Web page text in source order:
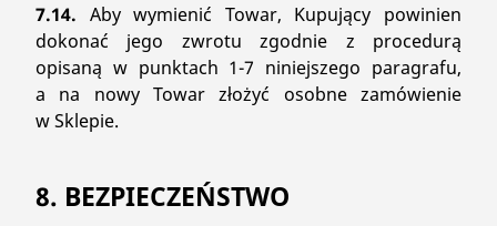
7.14. Aby wymienić Towar, Kupujący powinien
dokonać jego zwrotu zgodnie z procedurą
opisaną w punktach 1-7 niniejszego paragrafu,
a na nowy Towar złożyć osobne zamówienie
w Sklepie.
8. BEZPIECZEŃSTWO